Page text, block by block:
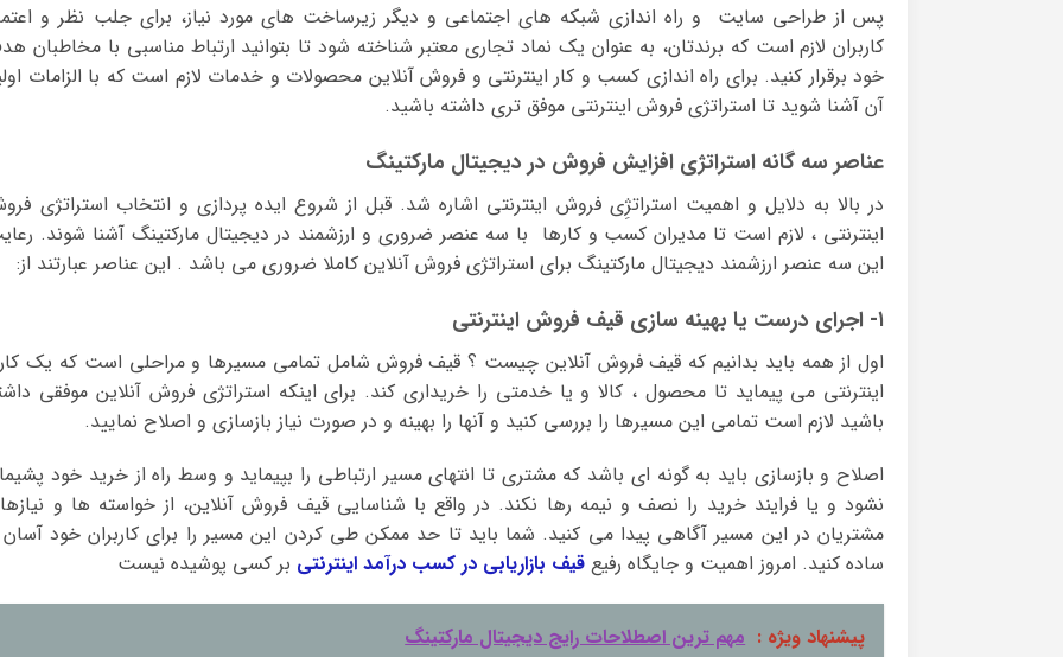
پس از طراحی سایت و راه اندازی شبکه های اجتماعی و دیگر زیرساخت های مورد نیاز، برای جلب نظر و
کاربران لازم است که برندتان، به عنوان یک نماد تجاری معتبر شناخته شود تا بتوانید ارتباط مناسبی با مخاطبان
خود برقرار کنید. برای راه اندازی کسب و کار اینترنتی و فروش آنلاین محصولات و خدمات لازم است که با الزامات
آن آشنا شوید تا استراتژی فروش اینترنتی موفق تری داشته باشید.
عناصر سه گانه استراتژی افزایش فروش در دیجیتال مارکتینگ
در بالا به دلایل و اهمیت استراتژِی فروش اینترنتی اشاره شد. قبل از شروع ایده پردازی و انتخاب استراتژی
اینترنتی ، لازم است تا مدیران کسب و کارها با سه عنصر ضروری و ارزشمند در دیجیتال مارکتینگ آشنا شوند.
این سه عنصر ارزشمند دیجیتال مارکتینگ برای استراتژی فروش آنلاین کاملا ضروری می باشد . این عناصر عبارتند از:
۱- اجرای درست یا بهینه سازی قیف فروش اینترنتی
اول از همه باید بدانیم که قیف فروش آنلاین چیست ؟ قیف فروش شامل تمامی مسیرها و مراحلی است که یک
اینترنتی می پیماید تا محصول ، کالا و یا خدمتی را خریداری کند. برای اینکه استراتژی فروش آنلاین موفقی
باشید لازم است تمامی این مسیرها را بررسی کنید و آنها را بهینه و در صورت نیاز بازسازی و اصلاح نمایید.
اصلاح و بازسازی باید به گونه ای باشد که مشتری تا انتهای مسیر ارتباطی را بپیماید و وسط راه از خرید خود
نشود و یا فرایند خرید را نصف و نیمه رها نکند. در واقع با شناسایی قیف فروش آنلاین، از خواسته ها و
مشتریان در این مسیر آگاهی پیدا می کنید. شما باید تا حد ممکن طی کردن این مسیر را برای کاربران خود
ساده کنید. امروز اهمیت و جایگاه رفیع قیف بازاریابی در کسب درآمد اینترنتی بر کسی پوشیده نیست
پیشنهاد ویژه : مهم ترین اصطلاحات رایج دیجیتال مارکتینگ